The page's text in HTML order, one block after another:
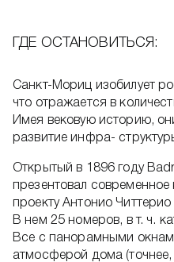
ГДЕ ОСТАНОВИТЬСЯ:
Санкт-Мориц изобилует
что отражается в
Имея вековую историю,
развитие инфра-
Открытый в 1896 году
презентовал
проекту Антонио
В нем 25 номеров, в т. ч.
Все с панорамными
атмосферой дома